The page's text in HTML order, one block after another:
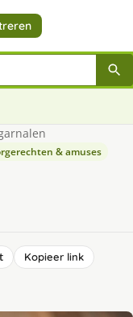
& amuses
Kopieer link